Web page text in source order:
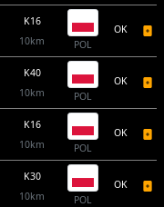
K16
10km
POL
OK
K40
10km
POL
OK
K16
10km
POL
OK
K30
10km
POL
OK